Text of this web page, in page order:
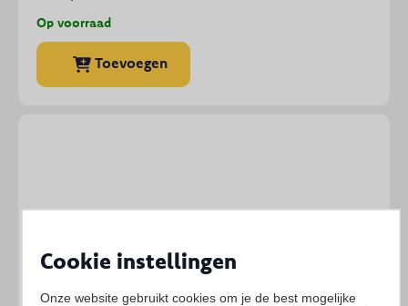
Op voorraad
Toevoegen
Cookie instellingen
Onze website gebruikt cookies om je de best mogelijke